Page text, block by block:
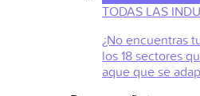
TODAS LAS
¿No encuentras
los 18 sectores
aque que se